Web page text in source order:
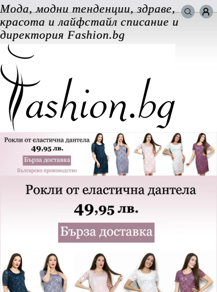
Мода, модни тенденции, здраве,
красота и лайфстайл списание и
директория Fashion.bg
ВХОД за потребители